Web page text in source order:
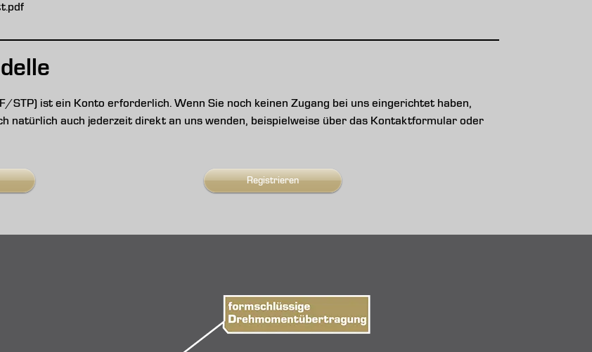
STP) ist ein Konto erforderlich. Wenn Sie noch keinen Zugang bei uns eingerichtet haben,
natürlich auch jederzeit direkt an uns wenden, beispielweise über das Kontaktformular oder
Registrieren